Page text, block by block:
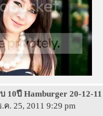
10ปี Hamburger 20-12-11
. 25, 2011 9:29 pm